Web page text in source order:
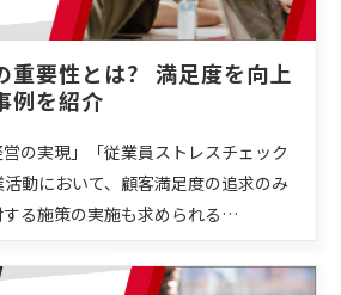
重要性とは？ 満足度を向上
例を紹介
営の実現」「従業員ストレスチェック
動において、顧客満足度の追求のみ
する施策の実施も求められる…